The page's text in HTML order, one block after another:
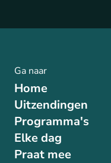
Ga naar
Home
Uitzendingen
Programma's
Elke dag
Praat mee